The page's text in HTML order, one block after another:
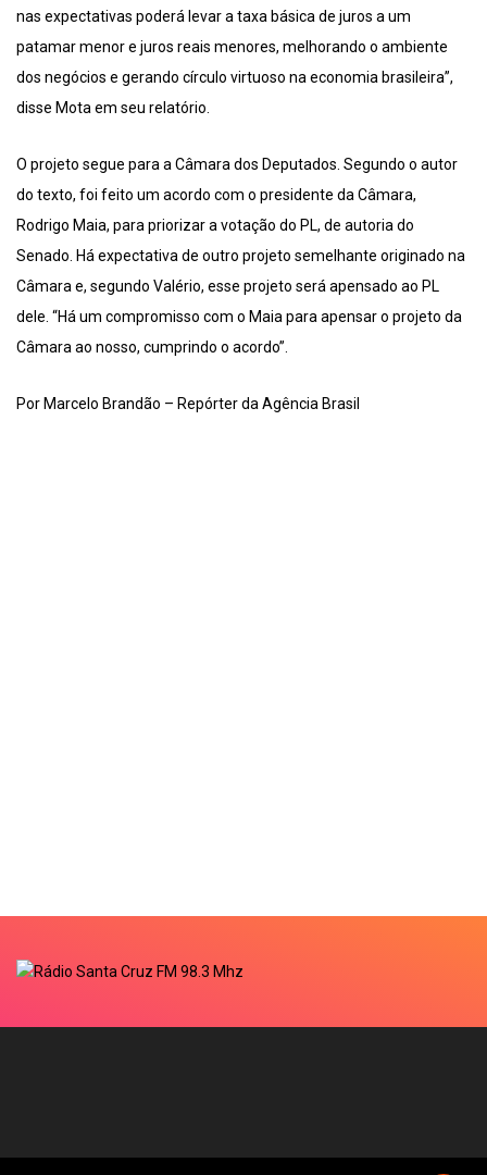
nas expectativas poderá levar a taxa básica de juros a um
patamar menor e juros reais menores, melhorando o ambiente
dos negócios e gerando círculo virtuoso na economia brasileira”,
disse Mota em seu relatório.
O projeto segue para a Câmara dos Deputados. Segundo o autor
do texto, foi feito um acordo com o presidente da Câmara,
Rodrigo Maia, para priorizar a votação do PL, de autoria do
Senado. Há expectativa de outro projeto semelhante originado na
Câmara e, segundo Valério, esse projeto será apensado ao PL
dele. “Há um compromisso com o Maia para apensar o projeto da
Câmara ao nosso, cumprindo o acordo”.
Por Marcelo Brandão – Repórter da Agência Brasil